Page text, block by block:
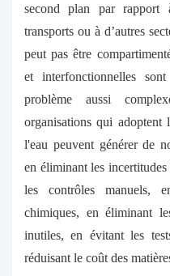
second plan par rapport
transports ou à d’autres
peut pas être
et interfonctionnelles
problème aussi
organisations qui
l'eau peuvent générer de
en éliminant les
les contrôles manuels,
chimiques, en éliminant
inutiles, en évitant les
réduisant le coût des